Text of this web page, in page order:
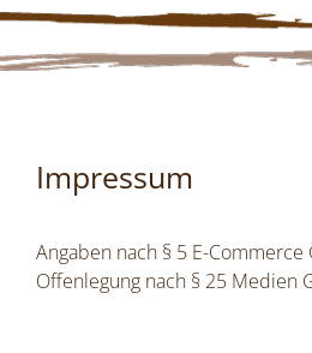
Impressum
Angaben nach § 5 E-Commerce
Offenlegung nach § 25 Medien